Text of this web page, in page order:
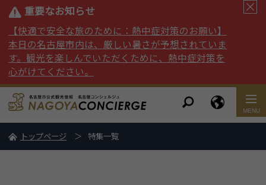
重要なお知らせ
【快適で安全な旅のために：熱中症対策のお願い】
本日の名古屋市内は、厳しい暑さが予想されていま
す。観光を楽しんでいただくために、熱中症対策を
心がけてください。
トップページ 特集一覧